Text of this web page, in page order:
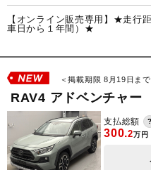
【オンライン販売専用】★走行
車日から１年間）★
＜掲載期限 8月19日まで
RAV4 アドベンチャー
支払総額
300.2万円